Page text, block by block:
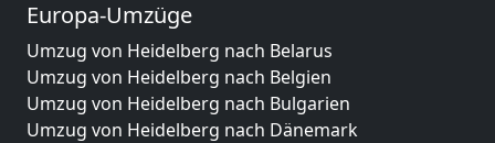
Europa-Umzüge
Umzug von Heidelberg nach Belarus
Umzug von Heidelberg nach Belgien
Umzug von Heidelberg nach Bulgarien
Umzug von Heidelberg nach Dänemark